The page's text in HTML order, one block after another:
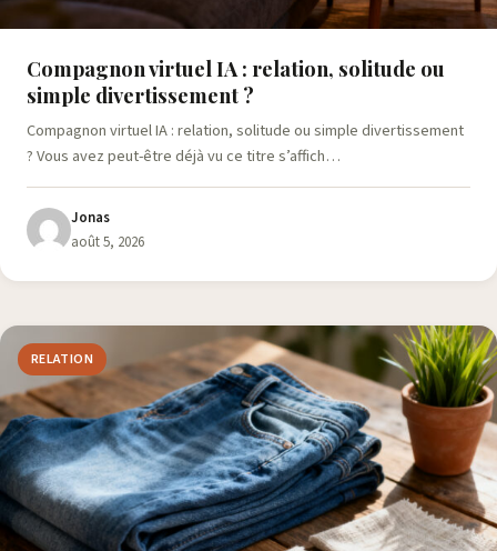
Compagnon virtuel IA : relation, solitude ou
simple divertissement ?
Compagnon virtuel IA : relation, solitude ou simple divertissement
? Vous avez peut-être déjà vu ce titre s’affich…
Jonas
août 5, 2026
RELATION